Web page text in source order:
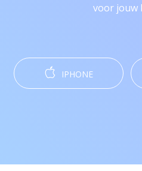
voor jouw
IPHONE